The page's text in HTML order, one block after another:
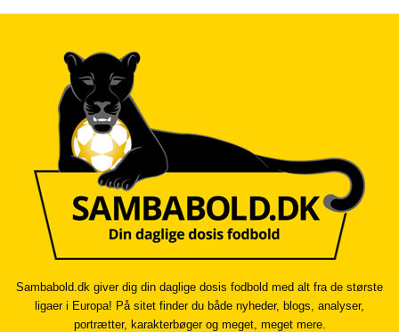
Sambabold.dk giver dig din daglige dosis fodbold med alt fra de største
ligaer i Europa! På sitet finder du både nyheder, blogs, analyser,
portrætter, karakterbøger og meget, meget mere.